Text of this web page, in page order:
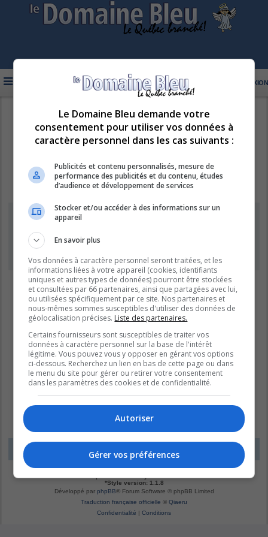
CONNEXION
INSCRIPTION
LE DOMAINE BLEU
Information
Vous ne pouvez pas effectuer de recherche pour le moment car le
LE DOMAINE BLEU UTC-04:00
*Original byChristian 2.0
*Style version: 1.1.8
Développé par phpBB® Forum Software © phpBB Limited
Traduction française officielle © Qiaeru
Confidentialité | Conditions
Le Domaine Bleu demande votre
consentement pour utiliser vos données à
caractère personnel dans les cas suivants :
Publicités et contenu personnalisés, mesure de
performance des publicités et du contenu, études
d’audience et développement de services
Stocker et/ou accéder à des informations sur un
appareil
En savoir plus
Vos données à caractère personnel seront traitées, et les
informations liées à votre appareil (cookies, identifiants
uniques et autres types de données) pourront être stockées
et consultées par 66 partenaires, ainsi que partagées avec lui,
ou utilisées spécifiquement par ce site. Nos partenaires et
nous-mêmes sommes susceptibles d'utiliser des données de
géolocalisation précises. Liste des partenaires.
Certains fournisseurs sont susceptibles de traiter vos
données à caractère personnel sur la base de l'intérêt
légitime. Vous pouvez vous y opposer en gérant vos options
ci-dessous. Recherchez un lien en bas de cette page ou dans
le menu du site pour gérer ou retirer votre consentement
dans les paramètres des cookies et de confidentialité.
Autoriser
Gérer vos préférences